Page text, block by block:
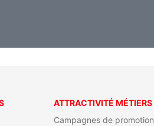
ATTRACTIVITÉ MÉTIERS
Campagnes de promotion